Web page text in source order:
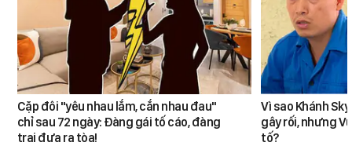
Cặp đôi "yêu nhau lắm, cắn nhau đau"
chỉ sau 72 ngày: Đàng gái tố cáo, đàng
trai đưa ra tòa!
Vì sao Khánh
gây rối, nhưng
tố?